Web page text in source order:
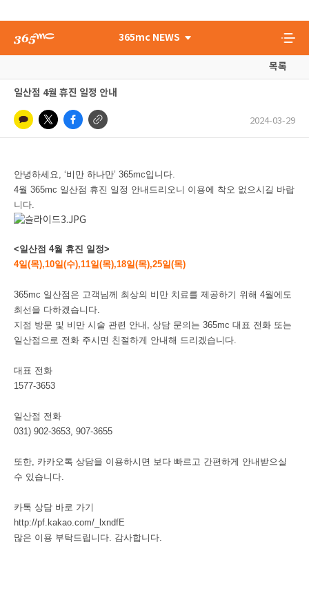
365mc NEWS
목록
일산점 4월 휴진 일정 안내
2024-03-29
안녕하세요, ‘비만 하나만’ 365mc입니다.
4월 365mc 일산점 휴진 일정 안내드리오니 이용에 착오 없으시길 바랍
니다.
<일산점 4월 휴진 일정>
4일(목),10일(수),11일(목),18일(목),25일(목)
365mc 일산점은 고객님께 최상의 비만 치료를 제공하기 위해 4월에도
최선을 다하겠습니다.
지점 방문 및 비만 시술 관련 안내, 상담 문의는 365mc 대표 전화 또는
일산점으로 전화 주시면 친절하게 안내해 드리겠습니다.
대표 전화
1577-3653
일산점 전화
031) 902-3653, 907-3655
또한, 카카오톡 상담을 이용하시면 보다 빠르고 간편하게 안내받으실
수 있습니다.
카톡 상담 바로 가기
http://pf.kakao.com/_lxndfE
많은 이용 부탁드립니다. 감사합니다.